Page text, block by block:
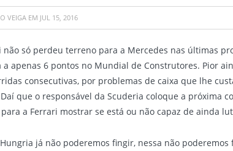
VEIGA EM JUL 15, 2016
não só perdeu terreno para a Mercedes nas últimas
a apenas 6 pontos no Mundial de Construtores. Pior
consecutivas, por problemas de caixa que lhe
que o responsável da Scuderia coloque a próxima
a Ferrari mostrar se está ou não capaz de ainda
já não poderemos fingir, nessa não